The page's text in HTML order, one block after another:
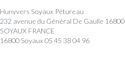
Hunyvers Soyaux Pétureau
232 avenue du Général De Gaulle 16800
SOYAUX FRANCE
16800 Soyaux 05 45 38 04 96